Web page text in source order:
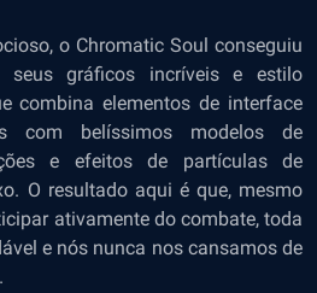
o Chromatic Soul conseguiu
seus gráficos incríveis e estilo
combina elementos de interface
com belíssimos modelos de
e efeitos de partículas de
O resultado aqui é que, mesmo
ativamente do combate, toda
e nós nunca nos cansamos de